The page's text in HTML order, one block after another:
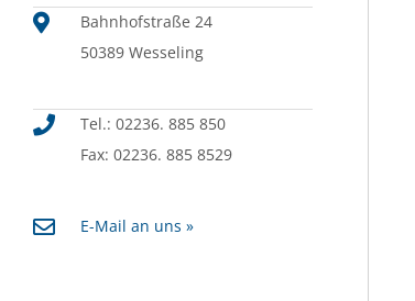
Bahnhofstraße 24
50389 Wesseling
Tel.: 02236. 885 850
Fax: 02236. 885 8529
E-Mail an uns »